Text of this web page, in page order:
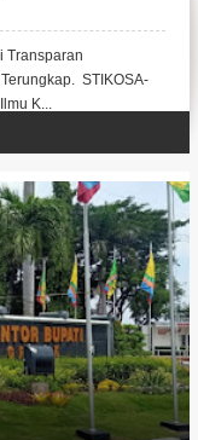
Transparan
STIKOSA-
K...